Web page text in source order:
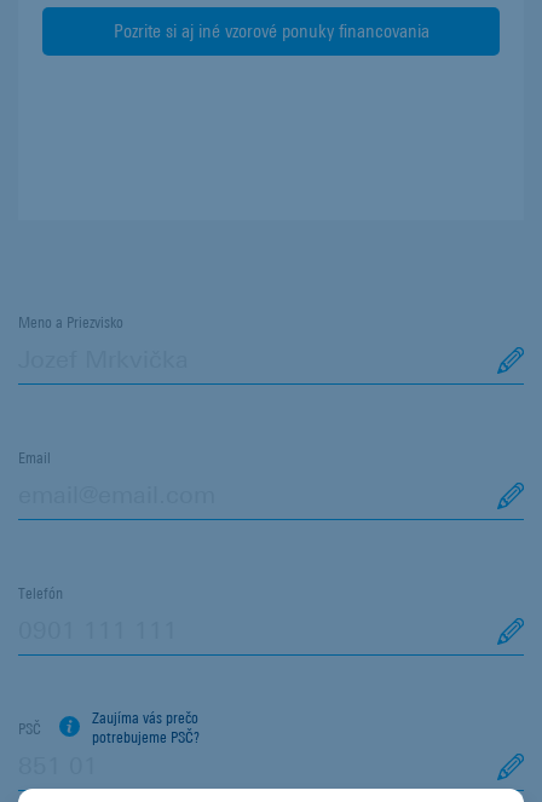
Pozrite si aj iné vzorové ponuky financovania
Meno a Priezvisko
Email
Telefón
PSČ
Zaujíma vás prečo
potrebujeme PSČ?